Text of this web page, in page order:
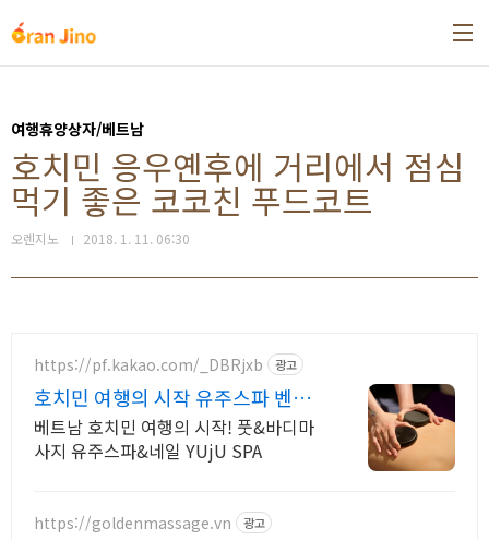
여행휴양상자/베트남
호치민 응우옌후에 거리에서 점심
먹기 좋은 코코친 푸드코트
오렌지노 2018. 1. 11. 06:30
https://pf.kakao.com/_DBRjxb 광고
호치민 여행의 시작 유주스파 벤탄
시장 도보 3분
베트남 호치민 여행의 시작! 풋&바디마
사지 유주스파&네일 YUjU SPA
https://goldenmassage.vn 광고